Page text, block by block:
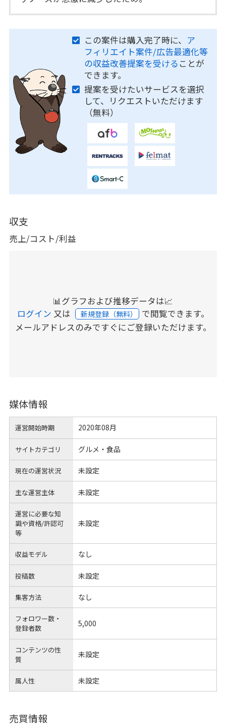
この案件は購入完了時に、 ア
フィリエイト案件/広告最適化等
の収益改善提案を受ける ことが
できます。
提案を受けたいサービスを選択
して、リクエストいただけます
（無料）
収支
売上/コスト/利益
📊グラフおよび推移データは📈
ログイン 又は 新規登録（無料） で閲覧できます。
メールアドレスのみですぐにご登録いただけます。
媒体情報
運営開始時期 2020年08月
サイトカテゴリ グルメ・食品
現在の運営状況 未設定
主な運営主体 未設定
運営に必要な知
識や資格/許認可
等
未設定
収益モデル なし
投稿数 未設定
集客方法 なし
フォロワー数・
登録者数
5,000
コンテンツの性
質
未設定
属人性 未設定
売買情報